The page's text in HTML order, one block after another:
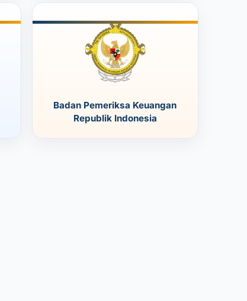
Badan Pemeriksa Keuangan
Republik Indonesia